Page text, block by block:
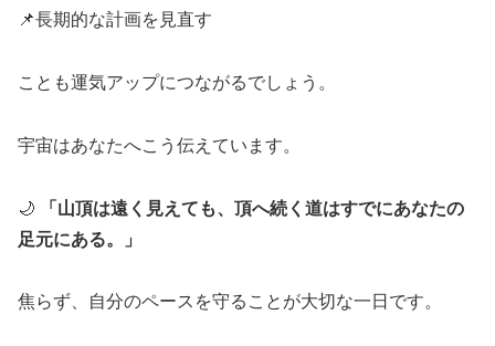
📌長期的な計画を見直す
ことも運気アップにつながるでしょう。
宇宙はあなたへこう伝えています。
🌙
「山頂は遠く見えても、頂へ続く道はすでにあなたの
足元にある。」
焦らず、自分のペースを守ることが大切な一日です。